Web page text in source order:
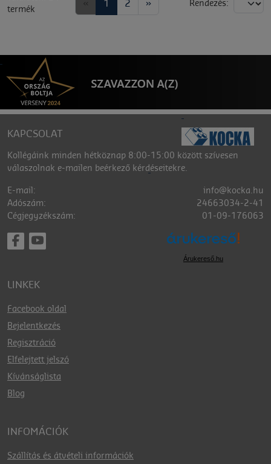
termék
1 2 » Rendezés:
KAPCSOLAT
Kollégáink minden hétköznap 8:00-15:00 között szívesen
válaszolnak e-mailen beérkező kérdéseitekre.
E-mail:
info@kocka.hu
Adószám:
24663034-2-41
Cégjegyzékszám:
01-09-176063
Árukereső.hu
LINKEK
Facebook oldal
Bejelentkezés
Regisztráció
Elfelejtett jelszó
Kívánságlista
Blog
INFOMÁCIÓK
Szállítás és átvételi információk